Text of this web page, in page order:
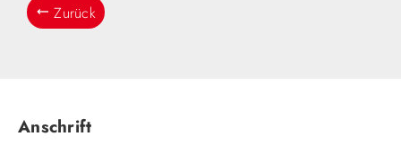
Zurück
Anschrift